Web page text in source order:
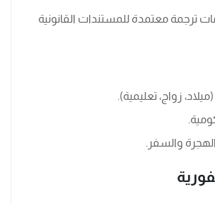
ترجمة معتمدة للمستندات القانونية
زواج، تعليمية).
والسفر.